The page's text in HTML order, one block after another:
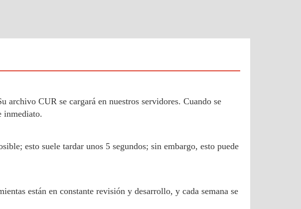
CUR se cargará en nuestros servidores. Cuando se
inmediato.
esto suele tardar unos 5 segundos; sin embargo, esto puede
están en constante revisión y desarrollo, y cada semana se